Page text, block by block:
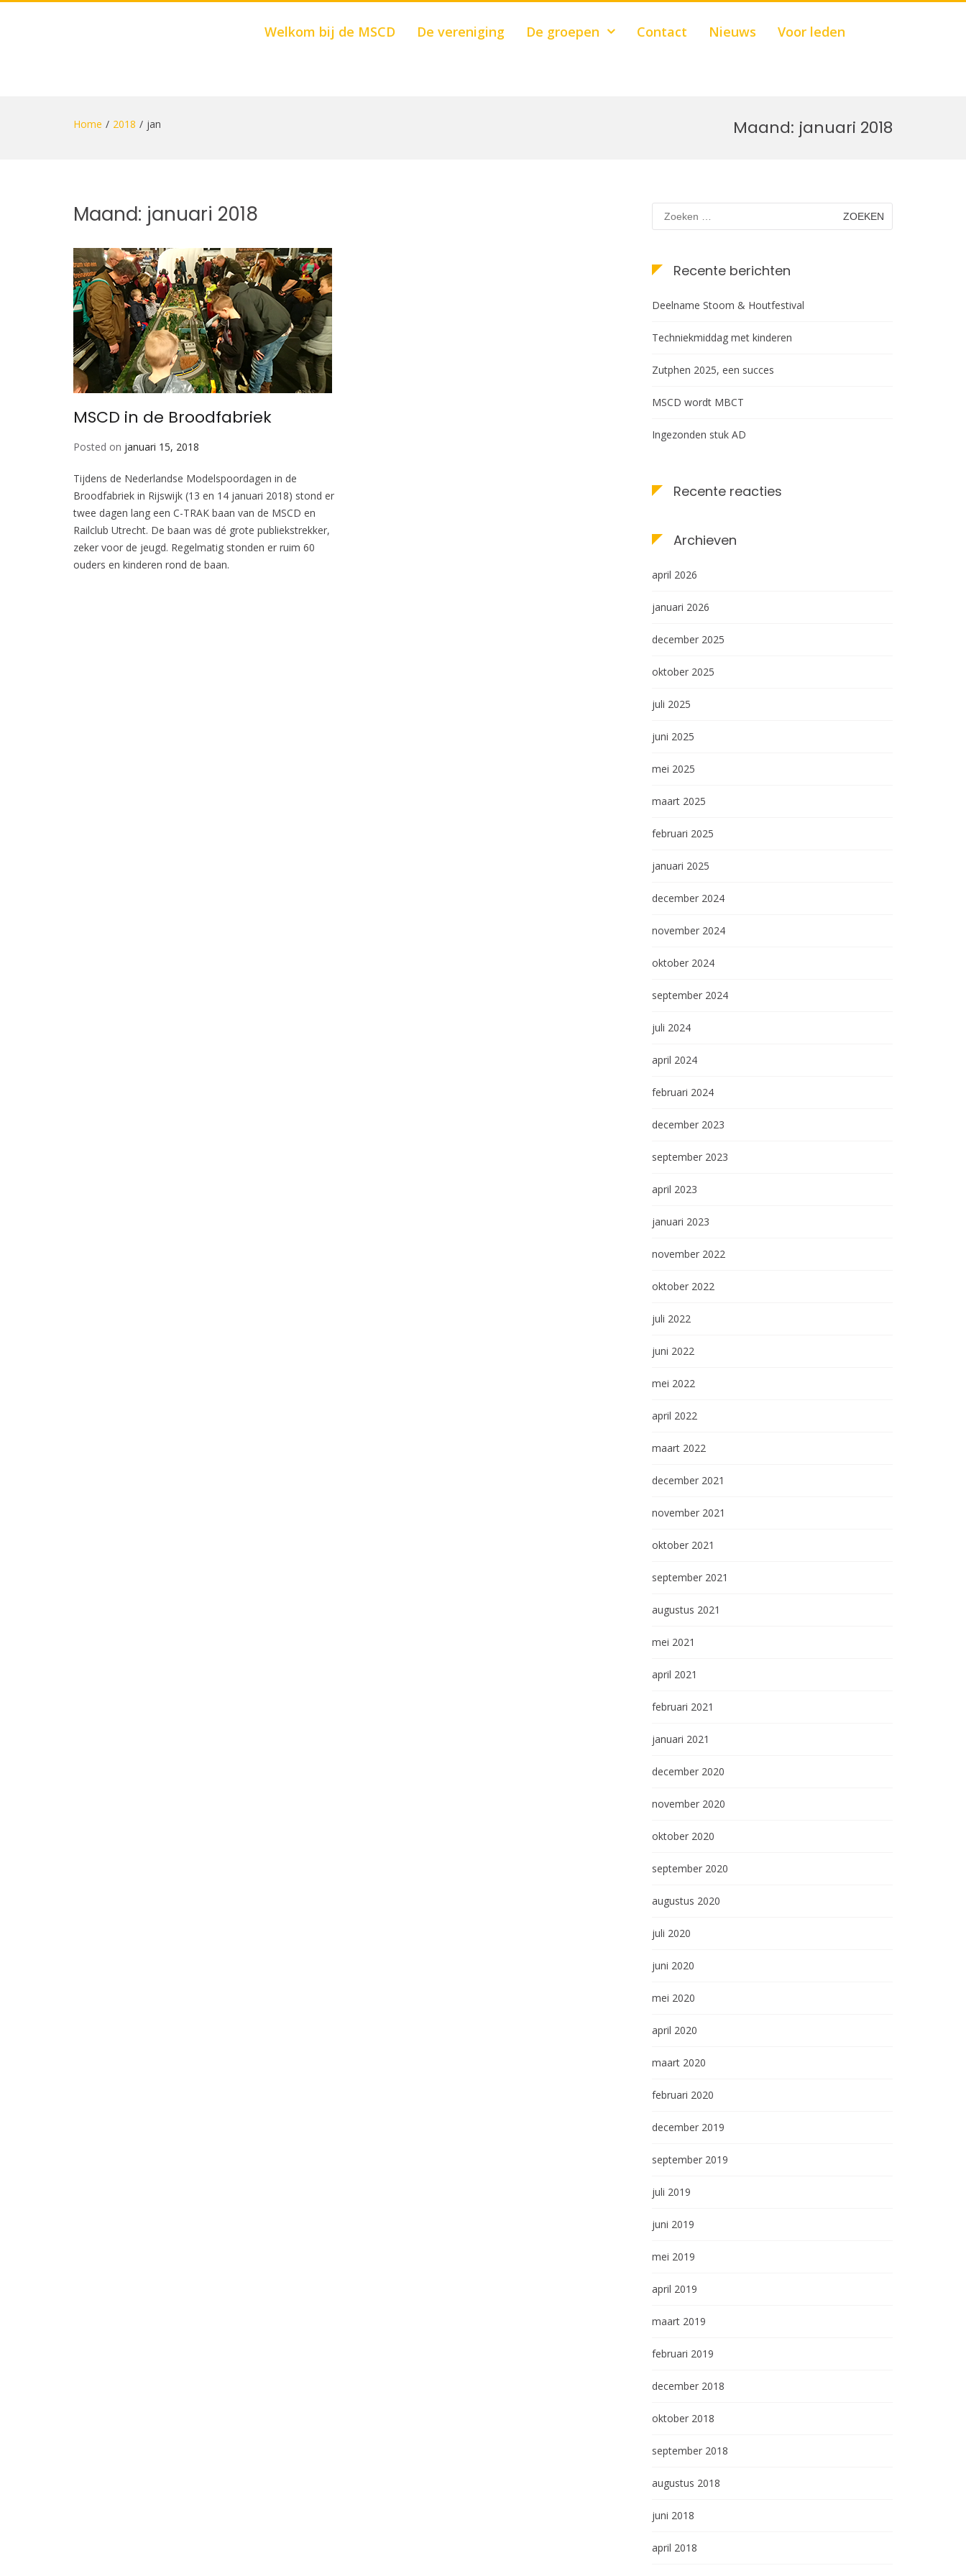
Welkom bij de MSCD De vereniging De groepen Contact Nieuws Voor leden
Maand: januari 2018
Home 2018 jan
Maand: januari 2018
MSCD in de Broodfabriek
Posted on januari 15, 2018
Tijdens de Nederlandse Modelspoordagen in de
Broodfabriek in Rijswijk (13 en 14 januari 2018) stond er
twee dagen lang een C-TRAK baan van de MSCD en
Railclub Utrecht. De baan was dé grote publiekstrekker,
zeker voor de jeugd. Regelmatig stonden er ruim 60
ouders en kinderen rond de baan.
Zoeken
naar:
Recente berichten
Deelname Stoom & Houtfestival
Techniekmiddag met kinderen
Zutphen 2025, een succes
MSCD wordt MBCT
Ingezonden stuk AD
Recente reacties
Archieven
april 2026
januari 2026
december 2025
oktober 2025
juli 2025
juni 2025
mei 2025
maart 2025
februari 2025
januari 2025
december 2024
november 2024
oktober 2024
september 2024
juli 2024
april 2024
februari 2024
december 2023
september 2023
april 2023
januari 2023
november 2022
oktober 2022
juli 2022
juni 2022
mei 2022
april 2022
maart 2022
december 2021
november 2021
oktober 2021
september 2021
augustus 2021
mei 2021
april 2021
februari 2021
januari 2021
december 2020
november 2020
oktober 2020
september 2020
augustus 2020
juli 2020
juni 2020
mei 2020
april 2020
maart 2020
februari 2020
december 2019
september 2019
juli 2019
juni 2019
mei 2019
april 2019
maart 2019
februari 2019
december 2018
oktober 2018
september 2018
augustus 2018
juni 2018
april 2018